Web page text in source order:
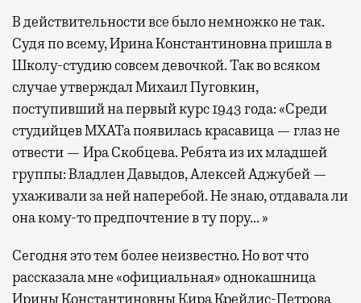
В действительности все было немножко не так.
Судя по всему, Ирина Константиновна пришла в
Школу-студию совсем девочкой. Так во всяком
случае утверждал Михаил Пуговкин,
поступивший на первый курс 1943 года: «Среди
студийцев МХАТа появилась красавица — глаз не
отвести — Ира Скобцева. Ребята из их младшей
группы: Владлен Давыдов, Алексей Аджубей —
ухаживали за ней наперебой. Не знаю, отдавала ли
она кому-то предпочтение в ту пору… »
Сегодня это тем более неизвестно. Но вот что
рассказала мне «официальная» однокашница
Ирины Константиновны Кира Крейлис-Петрова